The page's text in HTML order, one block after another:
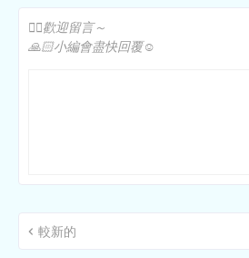
✍🏻歡迎留言～
🙏🏻小編會盡快回覆☺️
較新的